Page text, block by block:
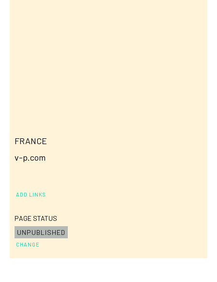
FRANCE
v-p.com
ADD LINKS
PAGE STATUS
UNPUBLISHED
CHANGE